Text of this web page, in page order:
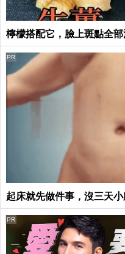
檸檬搭配它，臉上斑點全
起床就先做件事，沒三天
PR
PR